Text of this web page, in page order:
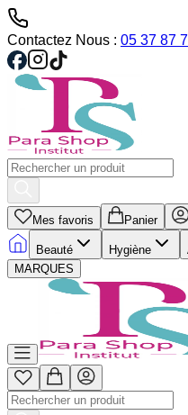
Contactez Nous : 05 37 87
Mes favoris Panier
Beauté Hygiène
MARQUES